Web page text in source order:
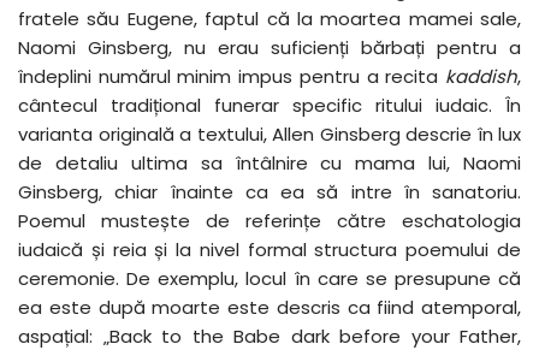
fratele său Eugene, faptul că la moartea mamei sale,
Naomi Ginsberg, nu erau suficienți bărbați pentru a
îndeplini numărul minim impus pentru a recita kaddish,
cântecul tradițional funerar specific ritului iudaic. În
varianta originală a textului, Allen Ginsberg descrie în lux
de detaliu ultima sa întâlnire cu mama lui, Naomi
Ginsberg, chiar înainte ca ea să intre în sanatoriu.
Poemul mustește de referințe către eschatologia
iudaică și reia și la nivel formal structura poemului de
ceremonie. De exemplu, locul în care se presupune că
ea este după moarte este descris ca fiind atemporal,
aspațial: „Back to the Babe dark before your Father,